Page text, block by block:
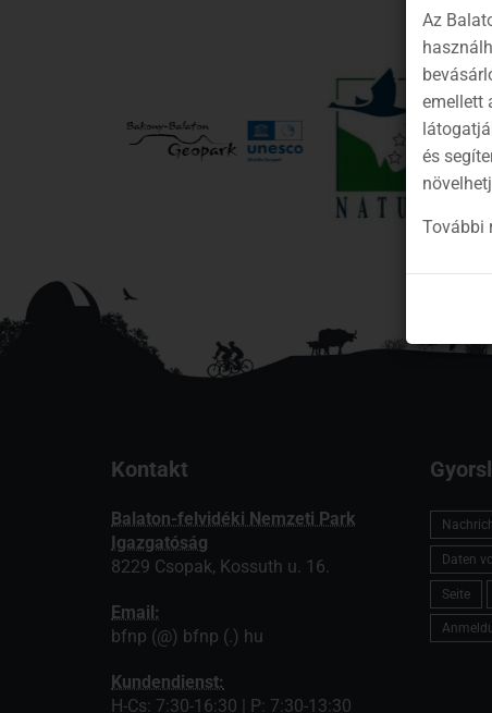
Kontakt
Balaton-felvidéki Nemzeti Park
Igazgatóság
8229 Csopak, Kossuth u. 16.
Email:
bfnp (@) bfnp (.) hu
Kundendienst:
H-Cs: 7:30-16:30 | P: 7:30-13:30
Daten
Seite
Az
emellett
és
További